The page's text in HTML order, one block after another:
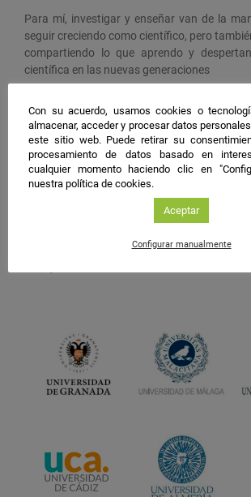
Para mí, investigar y enseñar van de la
seguir creciendo como científico, pero
compartiendo lo que aprendo y
científica en las nuevas generaciones
facebook
twitter
instagram
Con su acuerdo, usamos cookies o
almacenar, acceder y procesar datos
este sitio web. Puede retirar su
procesamiento de datos basado en
cualquier momento haciendo clic en
nuestra política de cookies.
Aceptar
Configurar manualmente